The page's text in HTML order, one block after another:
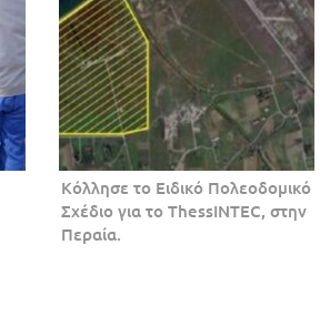
Κόλλησε το Ειδικό Πολεοδομικό
Σχέδιο για το ThessINTEC, στην
Περαία.